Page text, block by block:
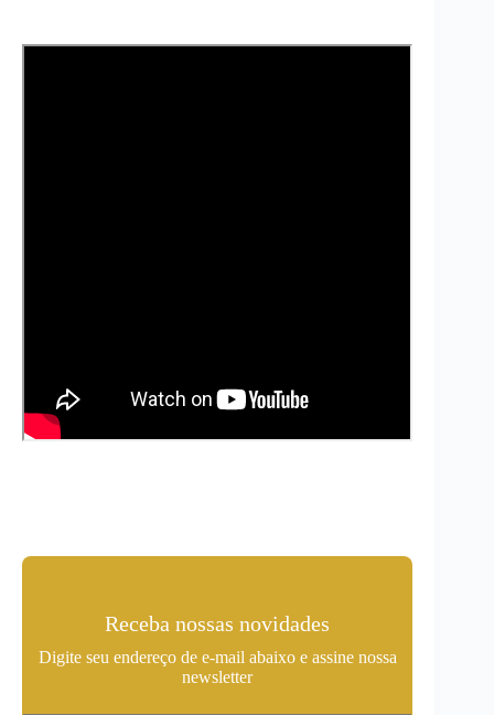
Receba nossas novidades
Digite seu endereço de e-mail abaixo e assine nossa
newsletter